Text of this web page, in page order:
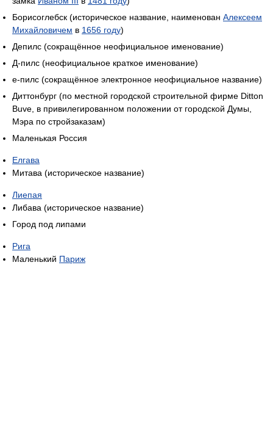
Борисоглебск (историческое название, наименован Алексеем
Михайловичем в 1656 году)
Депилс (сокращённое неофициальное именование)
Д-пилс (неофициальное краткое именование)
е-пилс (сокращённое электронное неофициальное название)
Диттонбург (по местной городской строительной фирме Ditton
Buve, в привилегированном положении от городской Думы,
Мэра по стройзаказам)
Маленькая Россия
Елгава
Митава (историческое название)
Лиепая
Либава (историческое название)
Город под липами
Рига
Маленький Париж